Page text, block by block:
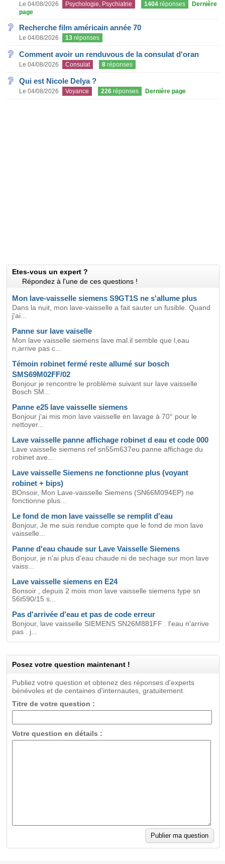
Le 04/08/2026 Psychologie, Psychiatrie 1404 réponses
Dernière
page
Recherche film américain année 70
Le 04/08/2026 13 réponses
Comment avoir un renduvous de la consulat d'oran
Le 04/08/2026 Consulat 8 réponses
Qui est Nicole Delya ?
Le 04/08/2026 Voyance 226 réponses Dernière page
Etes-vous un expert ?
Répondez à l'une de ces questions !
Mon lave-vaisselle siemens S9GT1S ne s'allume plus
Dans la nuit, mon lave-vaisselle a fait sauter un fusible. Quand
j'ai...
Panne sur lave vaiselle
Mon lave vaisselle siemens lave mal.il semble que l,eau
n,arrive pas c...
Témoin robinet fermé reste allumé sur bosch
SMS69M02FF/02
Bonjour je rencontre le problème suivant sur lave vaisselle
Bosch SM...
Panne e25 lave vaisselle siemens
Bonjour j'ai mis mon lave vaisselle en lavage à 70° pour le
nettoyer...
Lave vaisselle panne affichage robinet d eau et code 000
Lave vaisselle siemens ref sn55m637eu panne affichage du
robinet ave...
Lave vaisselle Siemens ne fonctionne plus (voyant
robinet + bips)
BOnsoir, Mon Lave-vaisselle Siemens (SN66M094EP) ne
fonctionne plus...
Le fond de mon lave vaisselle se remplit d'eau
Bonjour, Je me suis rendue compte que le fond de mon lave
vaisselle...
Panne d'eau chaude sur Lave Vaisselle Siemens
Bonjour, je n'ai plus d'eau chaude ni de sechage sur mon lave
vaiss...
Lave vaisselle siemens en E24
Bonsoir , depuis 2 mois mon lave vaisselle siemens type sn
56t590/15 s...
Pas d'arrivée d'eau et pas de code erreur
Bonjour, lave vaisselle SIEMENS SN26M881FF . l'eau n'arrive
pas . j...
Posez votre question maintenant !
Publiez votre question et obtenez des réponses d'experts
bénévoles et de centaines d'internautes, gratuitement.
Titre de votre question :
Votre question en détails :